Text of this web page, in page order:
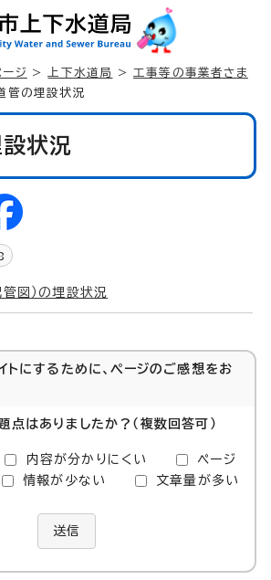
ージ > 上下水道局 >工事等の事業者さま
管の埋設状況
状況
図）の埋設状況
トにするために、ページのご感想をお
点はありましたか？（複数回答可）
内容が分かりにくい
ページ
情報が少ない 文章量が多い
送信